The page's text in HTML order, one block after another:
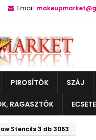
Email:
PIROSÍTÓK SZÁJ
RAGASZTÓK
Stencils 3 db 3063